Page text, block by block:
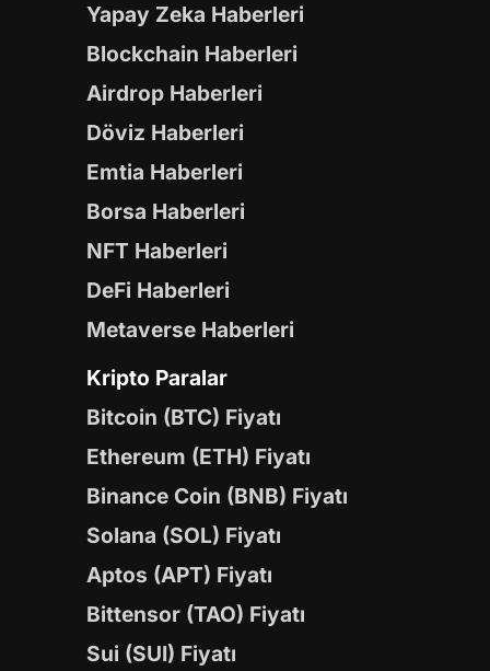
Yapay Zeka Haberleri
Blockchain Haberleri
Airdrop Haberleri
Döviz Haberleri
Emtia Haberleri
Borsa Haberleri
NFT Haberleri
DeFi Haberleri
Metaverse Haberleri
Kripto Paralar
Bitcoin (BTC) Fiyatı
Ethereum (ETH) Fiyatı
Binance Coin (BNB) Fiyatı
Solana (SOL) Fiyatı
Aptos (APT) Fiyatı
Bittensor (TAO) Fiyatı
Sui (SUI) Fiyatı